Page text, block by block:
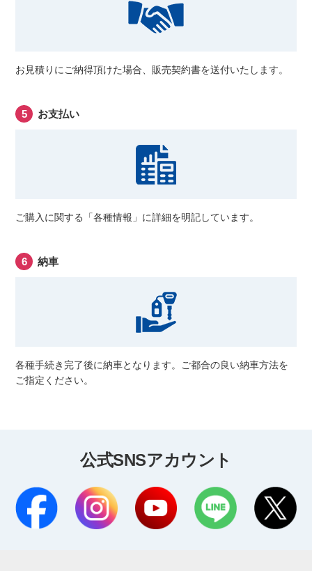
お見積りにご納得頂けた場合、販売契約書を送付いたします。
お支払い
ご購入に関する「各種情報」に詳細を明記しています。
納車
各種手続き完了後に納車となります。ご都合の良い納車方法を
ご指定ください。
公式SNSアカウント